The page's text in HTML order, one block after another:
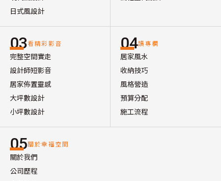
日式風設計
03看精彩影音
完整空間實走
設計師短影音
居家佈置靈感
大坪數設計
小坪數設計
04讀專欄
居家風水
收納技巧
風格營造
預算分配
施工流程
05關於幸福空間
關於我們
公司歷程